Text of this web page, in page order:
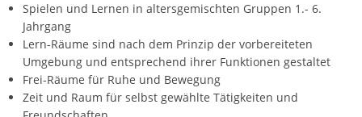
Spielen und Lernen in altersgemischten Gruppen 1.- 6.
Jahrgang
Lern-Räume sind nach dem Prinzip der vorbereiteten
Umgebung und entsprechend ihrer Funktionen gestaltet
Frei-Räume für Ruhe und Bewegung
Zeit und Raum für selbst gewählte Tätigkeiten und